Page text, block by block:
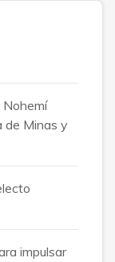
de Minas y
impulsar